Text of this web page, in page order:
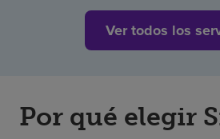
Ver todos los
Por qué elegir